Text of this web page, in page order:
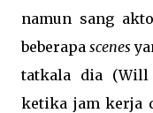
namun sang
beberapascenes
tatkala dia
ketika jam kerja